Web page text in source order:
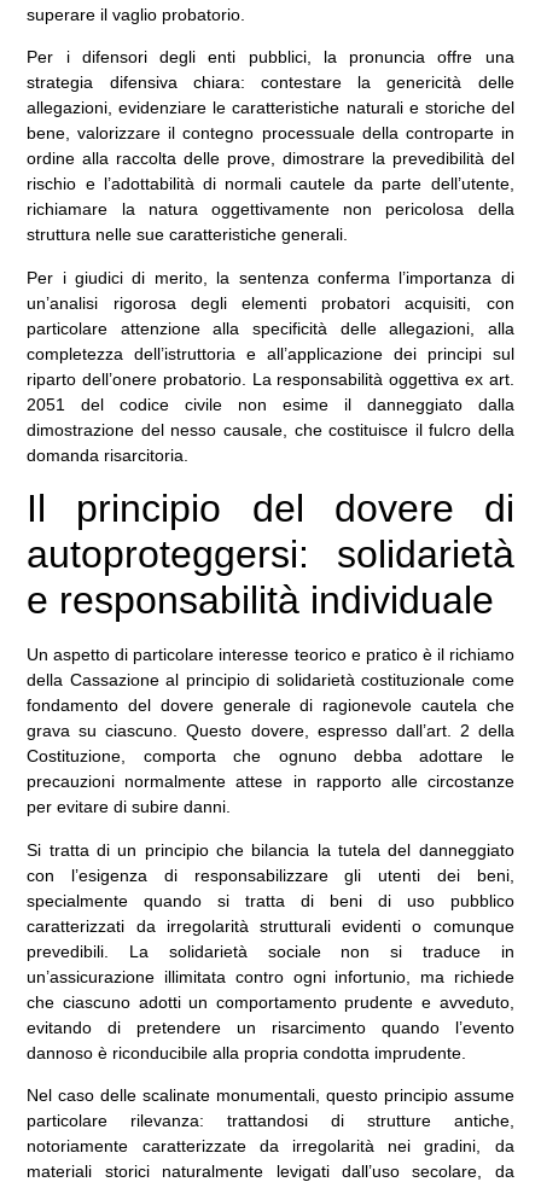
superare il vaglio probatorio.
Per i difensori degli enti pubblici, la pronuncia offre una
strategia difensiva chiara: contestare la genericità delle
allegazioni, evidenziare le caratteristiche naturali e storiche del
bene, valorizzare il contegno processuale della controparte in
ordine alla raccolta delle prove, dimostrare la prevedibilità del
rischio e l’adottabilità di normali cautele da parte dell’utente,
richiamare la natura oggettivamente non pericolosa della
struttura nelle sue caratteristiche generali.
Per i giudici di merito, la sentenza conferma l’importanza di
un’analisi rigorosa degli elementi probatori acquisiti, con
particolare attenzione alla specificità delle allegazioni, alla
completezza dell’istruttoria e all’applicazione dei principi sul
riparto dell’onere probatorio. La responsabilità oggettiva ex art.
2051 del codice civile non esime il danneggiato dalla
dimostrazione del nesso causale, che costituisce il fulcro della
domanda risarcitoria.
Il principio del dovere di
autoproteggersi: solidarietà
e responsabilità individuale
Un aspetto di particolare interesse teorico e pratico è il richiamo
della Cassazione al principio di solidarietà costituzionale come
fondamento del dovere generale di ragionevole cautela che
grava su ciascuno. Questo dovere, espresso dall’art. 2 della
Costituzione, comporta che ognuno debba adottare le
precauzioni normalmente attese in rapporto alle circostanze
per evitare di subire danni.
Si tratta di un principio che bilancia la tutela del danneggiato
con l’esigenza di responsabilizzare gli utenti dei beni,
specialmente quando si tratta di beni di uso pubblico
caratterizzati da irregolarità strutturali evidenti o comunque
prevedibili. La solidarietà sociale non si traduce in
un’assicurazione illimitata contro ogni infortunio, ma richiede
che ciascuno adotti un comportamento prudente e avveduto,
evitando di pretendere un risarcimento quando l’evento
dannoso è riconducibile alla propria condotta imprudente.
Nel caso delle scalinate monumentali, questo principio assume
particolare rilevanza: trattandosi di strutture antiche,
notoriamente caratterizzate da irregolarità nei gradini, da
materiali storici naturalmente levigati dall’uso secolare, da